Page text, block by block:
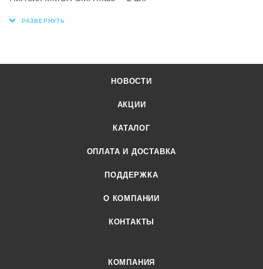
НОВОСТИ
АКЦИИ
КАТАЛОГ
ОПЛАТА И ДОСТАВКА
ПОДДЕРЖКА
О КОМПАНИИ
КОНТАКТЫ
КОМПАНИЯ